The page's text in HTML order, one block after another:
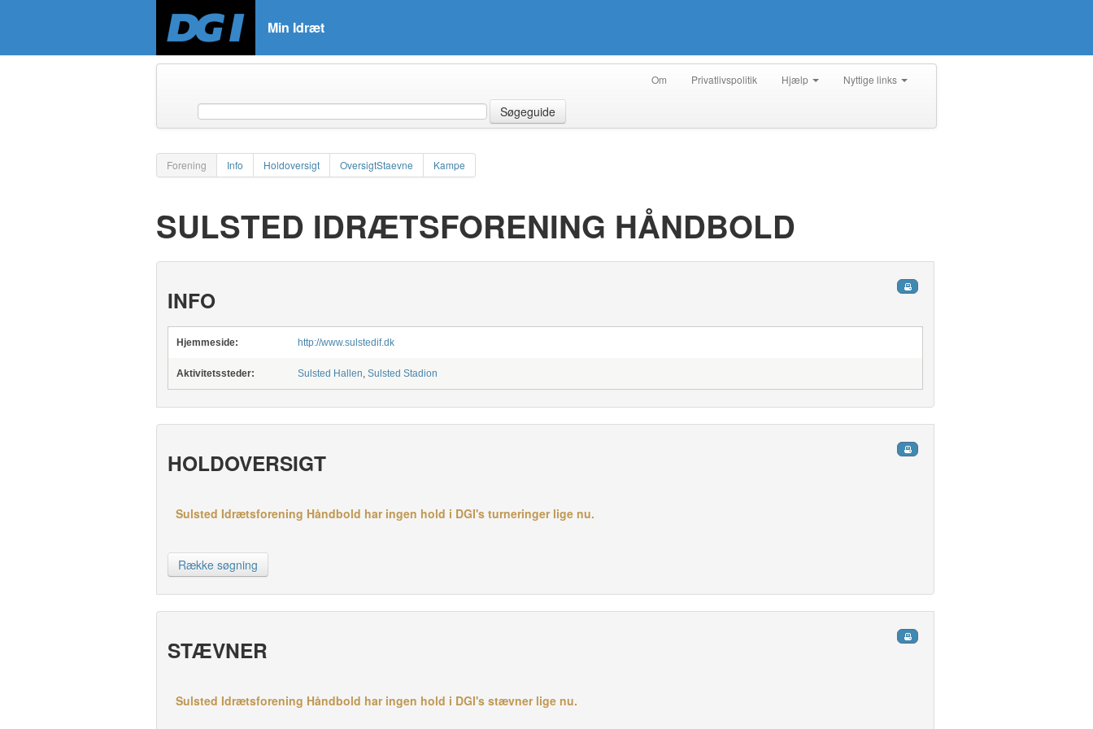
Min Idræt
Om Privatlivspolitik Hjælp Nyttige links
Søgeguide
Forening Info Holdoversigt OversigtStaevne Kampe
SULSTED IDRÆTSFORENING HÅNDBOLD
INFO
Hjemmeside: http://www.sulstedif.dk
Aktivitetssteder: Sulsted Hallen, Sulsted Stadion
HOLDOVERSIGT
Sulsted Idrætsforening Håndbold har ingen hold i DGI's turneringer lige nu.
Række søgning
STÆVNER
Sulsted Idrætsforening Håndbold har ingen hold i DGI's stævner lige nu.